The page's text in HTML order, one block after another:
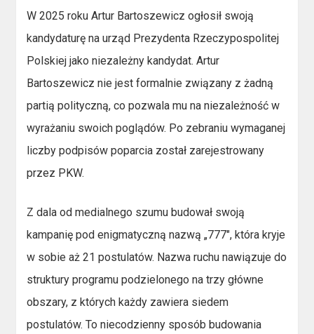
W 2025 roku Artur Bartoszewicz ogłosił swoją
kandydaturę na urząd Prezydenta Rzeczypospolitej
Polskiej jako niezależny kandydat. Artur
Bartoszewicz nie jest formalnie związany z żadną
partią polityczną, co pozwala mu na niezależność w
wyrażaniu swoich poglądów. Po zebraniu wymaganej
liczby podpisów poparcia został zarejestrowany
przez PKW.
Z dala od medialnego szumu budował swoją
kampanię pod enigmatyczną nazwą „777″, która kryje
w sobie aż 21 postulatów. Nazwa ruchu nawiązuje do
struktury programu podzielonego na trzy główne
obszary, z których każdy zawiera siedem
postulatów. To niecodzienny sposób budowania